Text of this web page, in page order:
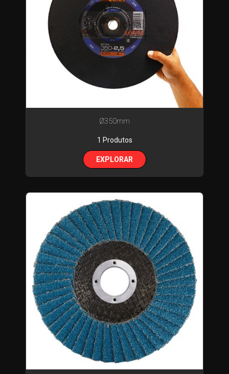
Ø350mm
1 Produtos
EXPLORAR